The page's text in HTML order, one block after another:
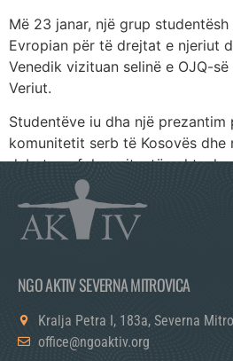
Më 23 janar, një grup
Evropian për të drejtat e njeriut
Venedik vizituan selinë e OJQ-
Veriut.
Studentëve iu dha një prezantim
komunitetit serb të Kosovës dhe
debat me fokus situatën aktuale
NGO AKTIV SEVERNA MITROVICA
Kralja Petra I, 183a, Severna
office@ngoaktiv.org